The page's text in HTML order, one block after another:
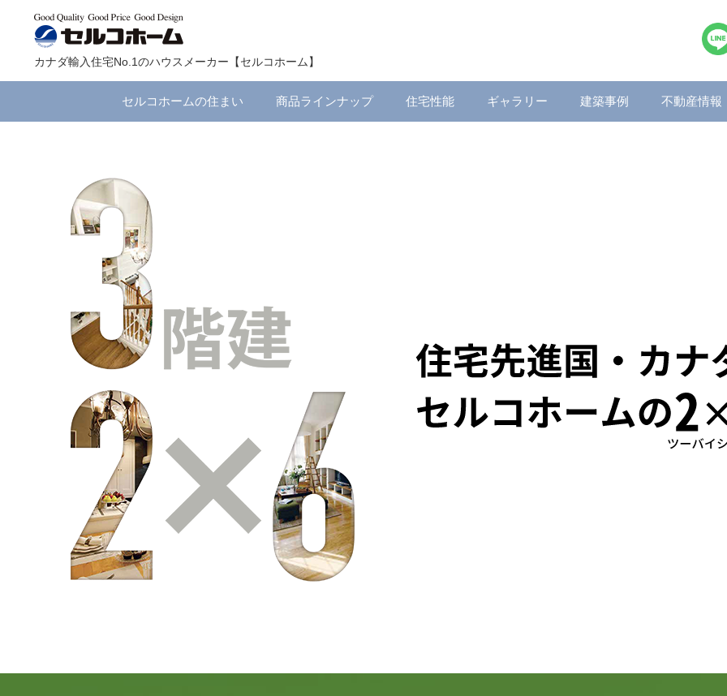
カナダ輸入住宅No.1のハウスメーカー【セルコホーム】
セルコホームの住まい 商品ラインナップ 住宅性能 ギャラリー 建築事例 不動産情報